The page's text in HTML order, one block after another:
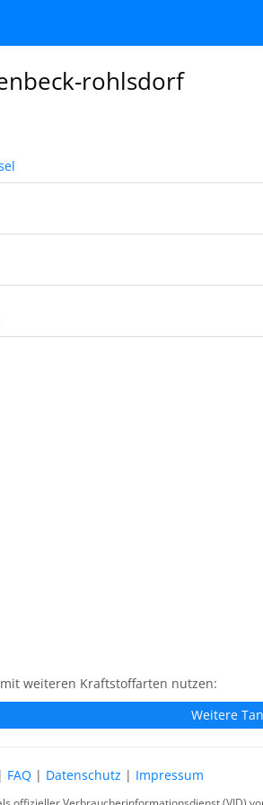
rohlsdorf
weiteren Kraftstoffarten nutzen:
Weitere
| FAQ | Datenschutz | Impressum